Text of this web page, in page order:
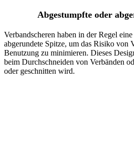
Abgestumpfte oder
Verbandscheren haben in der Regel
abgerundete Spitze, um das Risiko von
Benutzung zu minimieren. Dieses
beim Durchschneiden von Verbänden
oder geschnitten wird.